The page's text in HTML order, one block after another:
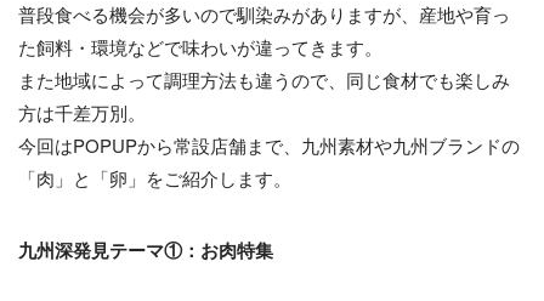
普段食べる機会が多いので馴染みがありますが、産地や育っ
た飼料・環境などで味わいが違ってきます。
また地域によって調理方法も違うので、同じ食材でも楽しみ
方は千差万別。
今回はPOPUPから常設店舗まで、九州素材や九州ブランドの
「肉」と「卵」をご紹介します。
九州深発見テーマ①：お肉特集